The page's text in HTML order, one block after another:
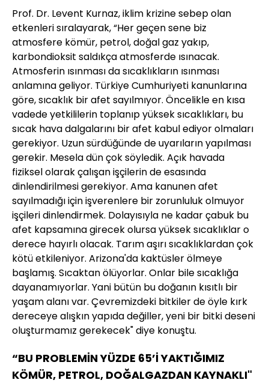
Prof. Dr. Levent Kurnaz, iklim krizine sebep olan
etkenleri sıralayarak, “Her geçen sene biz
atmosfere kömür, petrol, doğal gaz yakıp,
karbondioksit saldıkça atmosferde ısınacak.
Atmosferin ısınması da sıcaklıkların ısınması
anlamına geliyor. Türkiye Cumhuriyeti kanunlarına
göre, sıcaklık bir afet sayılmıyor. Öncelikle en kısa
vadede yetkililerin toplanıp yüksek sıcaklıkları, bu
sıcak hava dalgalarını bir afet kabul ediyor olmaları
gerekiyor. Uzun sürdüğünde de uyarıların yapılması
gerekir. Mesela dün çok söyledik. Açık havada
fiziksel olarak çalışan işçilerin de esasında
dinlendirilmesi gerekiyor. Ama kanunen afet
sayılmadığı için işverenlere bir zorunluluk olmuyor
işçileri dinlendirmek. Dolayısıyla ne kadar çabuk bu
afet kapsamına girecek olursa yüksek sıcaklıklar o
derece hayırlı olacak. Tarım aşırı sıcaklıklardan çok
kötü etkileniyor. Arizona'da kaktüsler ölmeye
başlamış. Sıcaktan ölüyorlar. Onlar bile sıcaklığa
dayanamıyorlar. Yani bütün bu doğanın kısıtlı bir
yaşam alanı var. Çevremizdeki bitkiler de öyle kırk
dereceye alışkın yapıda değiller, yeni bir bitki deseni
oluşturmamız gerekecek" diye konuştu.
“BU PROBLEMİN YÜZDE 65’İ YAKTIĞIMIZ
KÖMÜR, PETROL, DOĞALGAZDAN KAYNAKLI"